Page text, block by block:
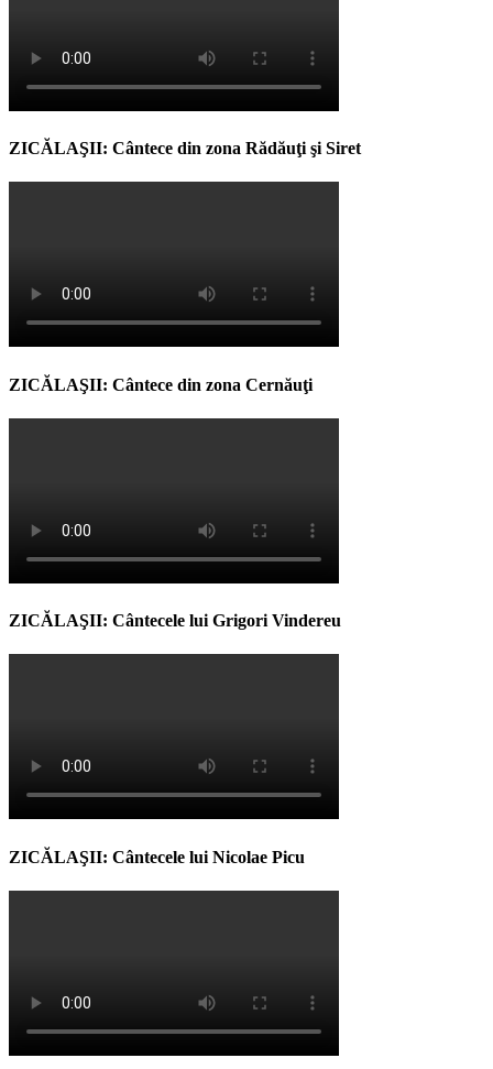
ZICĂLAŞII: Cântece din zona Rădăuţi şi Siret
ZICĂLAŞII: Cântece din zona Cernăuţi
ZICĂLAŞII: Cântecele lui Grigori Vindereu
ZICĂLAŞII: Cântecele lui Nicolae Picu